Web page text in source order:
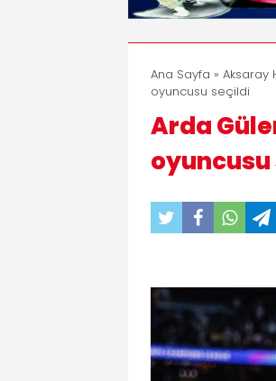
Ana Sayfa » Aksaray
oyuncusu seçildi
Arda